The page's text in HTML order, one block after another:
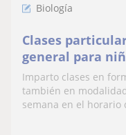
Biología
Clases
general para
bachilleres y
Imparto clases en
también en
semana en el horario